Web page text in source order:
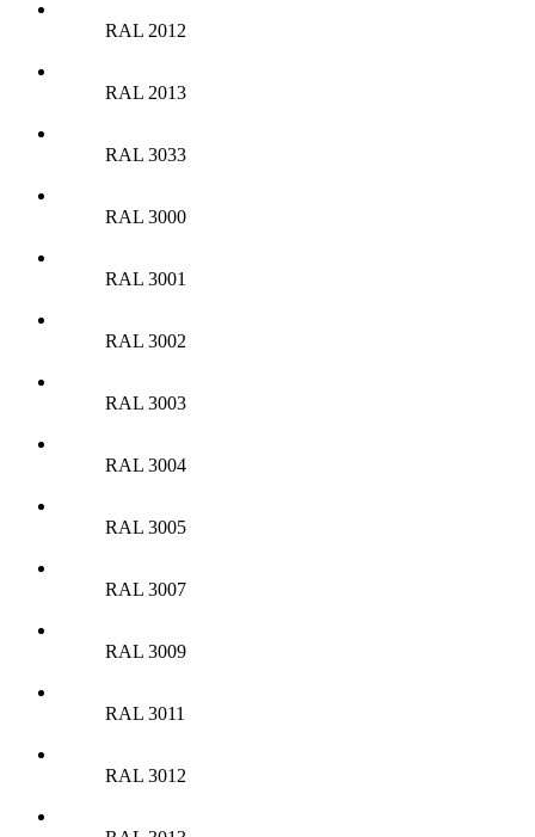
RAL 2012
RAL 2013
RAL 3033
RAL 3000
RAL 3001
RAL 3002
RAL 3003
RAL 3004
RAL 3005
RAL 3007
RAL 3009
RAL 3011
RAL 3012